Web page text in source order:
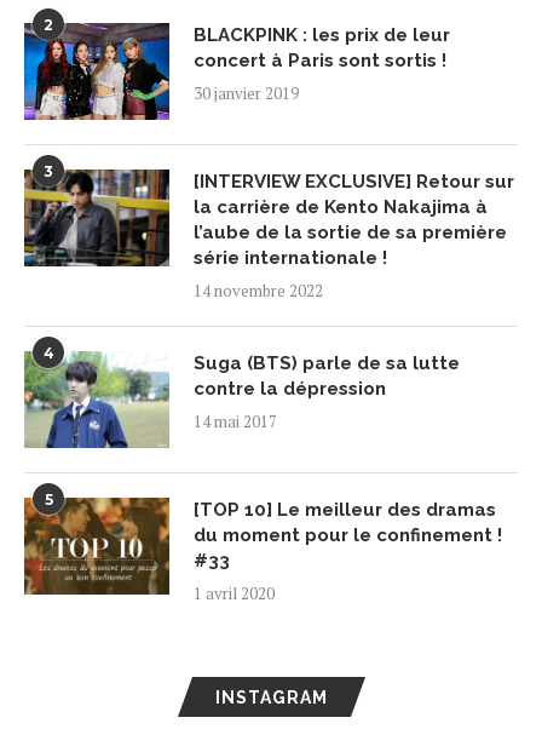
2
BLACKPINK : les prix de leur
concert à Paris sont sortis !
30 janvier 2019
3
[INTERVIEW EXCLUSIVE] Retour sur
la carrière de Kento Nakajima à
l’aube de la sortie de sa première
série internationale !
14 novembre 2022
4
Suga (BTS) parle de sa lutte
contre la dépression
14 mai 2017
5
[TOP 10] Le meilleur des dramas
du moment pour le confinement !
#33
1 avril 2020
INSTAGRAM